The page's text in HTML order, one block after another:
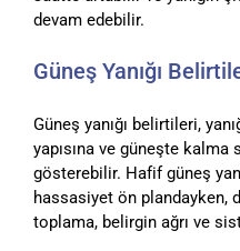
devam edebilir.
Güneş Yanığı
Güneş yanığı belirtileri,
yapısına ve güneşte
gösterebilir. Hafif güneş
hassasiyet ön plandayken,
toplama, belirgin ağrı ve